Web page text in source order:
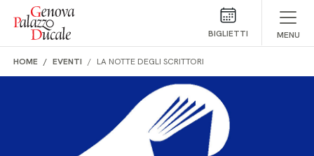
Salta al contenuto
BIGLIETTI MENU
HOME EVENTI LA NOTTE DEGLI SCRITTORI